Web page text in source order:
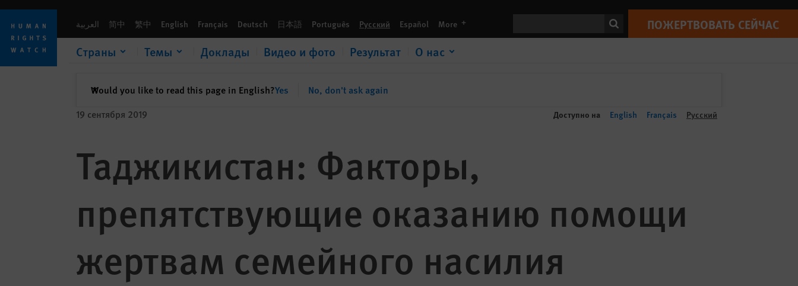
Skip
cookie
privacy
notice
Skip
main
content
العربية 简中 繁中 English Français Deutsch 日本語 Português Русский Español More languages ПОЖЕРТВОВАТЬ СЕЙЧАС
Страны Темы Доклады Видео и фото Результат О нас
Would you like to read this page in English?Yes No, don't ask again
✕закрыть
19 сентября 2019
Доступно на English Français Русский
Таджикистан: Факторы,
препятствующие оказанию помощи
жертвам семейного насилия